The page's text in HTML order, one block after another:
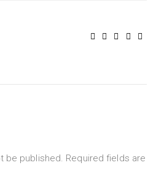
be published. Required fields are